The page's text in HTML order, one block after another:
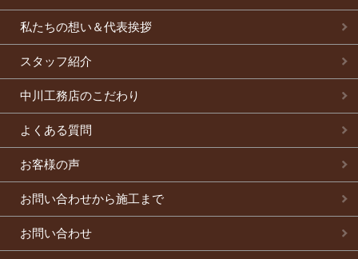
私たちの想い＆代表挨拶
スタッフ紹介
中川工務店のこだわり
よくある質問
お客様の声
お問い合わせから施工まで
お問い合わせ